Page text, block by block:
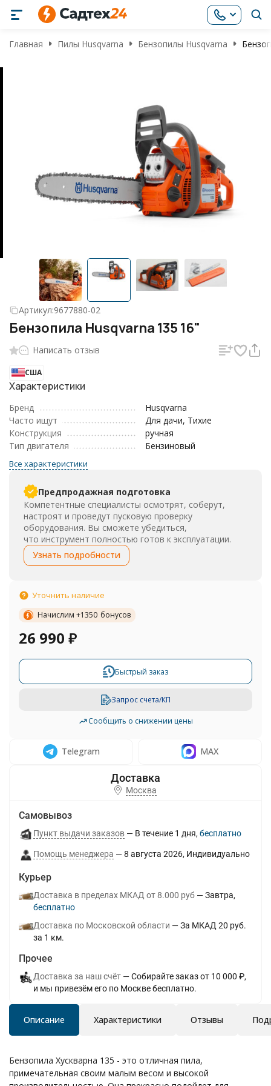
Главная Пилы Husqvarna Бензопилы Husqvarna
Артикул:9677880-02
Бензопила Husqvarna 135 16"
Написать отзыв
США
Характеристики
Бренд
Husqvarna
Часто ищут
Для дачи, Тихие
Конструкция
ручная
Тип двигателя
Бензиновый
Все характеристики
Предпродажная подготовка
Компетентные специалисты осмотрят, соберут,
настроят и проведут пусковую проверку
оборудования. Вы сможете убедиться,
что инструмент полностью готов к эксплуатации.
Узнать подробности
Уточнить наличие
Начислим +1350 бонусов
26 990 ₽
Быстрый заказ
Запрос счета/КП
Сообщить о снижении цены
Telegram MAX
Москва
Самовывоз
Пункт выдачи заказов В течение 1 дня Бесплатно
Помощь менеджера 8 августа 2026 Индивидуально
Курьер
Доставка в пределах МКАД от 8.000 руб
Завтра
Бесплатно
Доставка по Московской области
За МКАД 20 руб.
за 1 км.
Прочее
Доставка за наш счёт
Собирайте заказ от 10 000 ₽,
и мы привезём его по Москве бесплатно.
Описание Характеристики Отзывы
Бензопила Хускварна 135 - это отличная пила,
примечательная своим малым весом и высокой